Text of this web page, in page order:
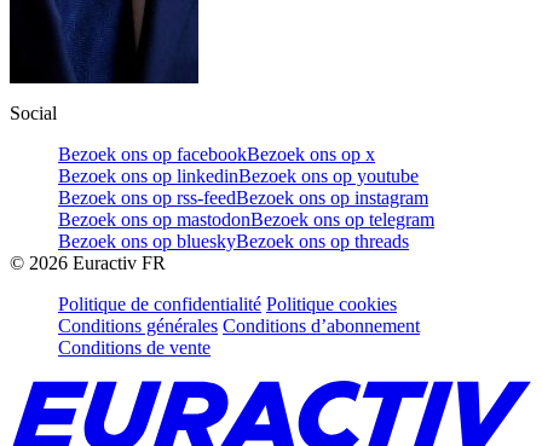
Social
Bezoek ons op facebookBezoek ons op x
Bezoek ons op linkedinBezoek ons op youtube
Bezoek ons op rss-feedBezoek ons op instagram
Bezoek ons op mastodonBezoek ons op telegram
Bezoek ons op blueskyBezoek ons op threads
© 2026 Euractiv FR
Politique de confidentialité Politique cookies
Conditions générales Conditions d’abonnement
Conditions de vente